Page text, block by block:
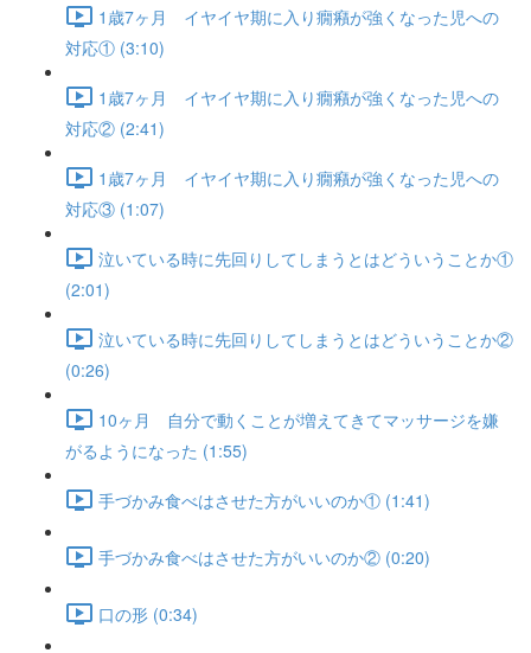
1歳7ヶ月 イヤイヤ期に入り癇癪が強くなった児への
対応① (3:10)
1歳7ヶ月 イヤイヤ期に入り癇癪が強くなった児への
対応② (2:41)
1歳7ヶ月 イヤイヤ期に入り癇癪が強くなった児への
対応③ (1:07)
泣いている時に先回りしてしまうとはどういうことか①
(2:01)
泣いている時に先回りしてしまうとはどういうことか②
(0:26)
10ヶ月 自分で動くことが増えてきてマッサージを嫌
がるようになった (1:55)
手づかみ食べはさせた方がいいのか① (1:41)
手づかみ食べはさせた方がいいのか② (0:20)
口の形 (0:34)